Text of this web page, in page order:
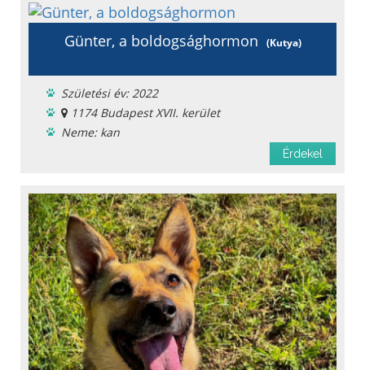
Féreghajtva
Ivartalanítva
Szobatiszta
Oltási könyv
Fajta: keverék
Günter, a boldogsághormon (Kutya)
Születési év: 2022
1174 Budapest XVII. kerület
Neme: kan
Oltást kapott
Féreghajtva
Ivartalanítva
Chipje van
Szobatiszta
Oltási könyv
Fajta: keverék
Érdekel